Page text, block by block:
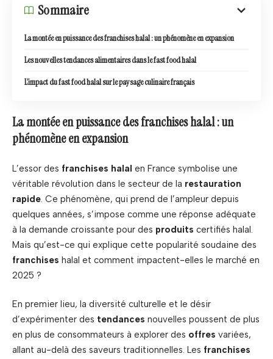
Sommaire
La montée en puissance des franchises halal : un phénomène en expansion
Les nouvelles tendances alimentaires dans le fast food halal
L’impact du fast food halal sur le paysage culinaire français
La montée en puissance des franchises halal : un
phénomène en expansion
L’essor des franchises halal en France symbolise une
véritable révolution dans le secteur de la restauration
rapide . Ce phénomène, qui prend de l’ampleur depuis
quelques années, s’impose comme une réponse adéquate
à la demande croissante pour des produits certifiés halal.
Mais qu’est-ce qui explique cette popularité soudaine des
franchises halal et comment impactent-elles le marché en
2025 ?
En premier lieu, la diversité culturelle et le désir
d’expérimenter des tendances nouvelles poussent de plus
en plus de consommateurs à explorer des offres variées,
allant au-delà des saveurs traditionnelles. Les franchises